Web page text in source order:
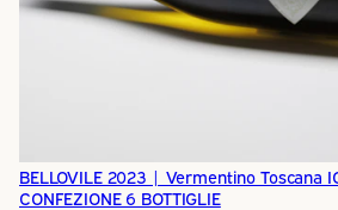
BELLOVILE 2023 | Vermentino Toscana
CONFEZIONE 6 BOTTIGLIE